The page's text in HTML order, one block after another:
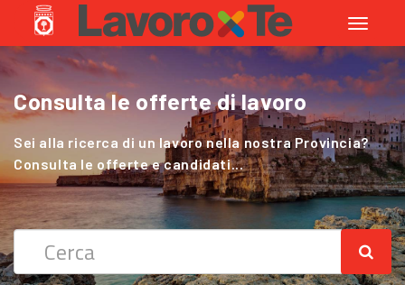
Toggle
Consulta le offerte di lavoro
Sei alla ricerca di un lavoro nella nostra Provincia?
Consulta le offerte e candidati...
Cerchi Lavoro nel Settore Agricolo
?
Sei alla ricerca di un lavoro nella nostra Provincia?
Consulta le offerte e candidati...